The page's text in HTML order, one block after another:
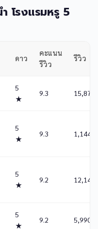
โรงแรมหรู 5
ดาว
คะแนน
รีวิว
รีวิว
5
★
9.3 15,879
5
★
9.3 1,144
5
★
9.2 12,143
5
★
9.2 5,990